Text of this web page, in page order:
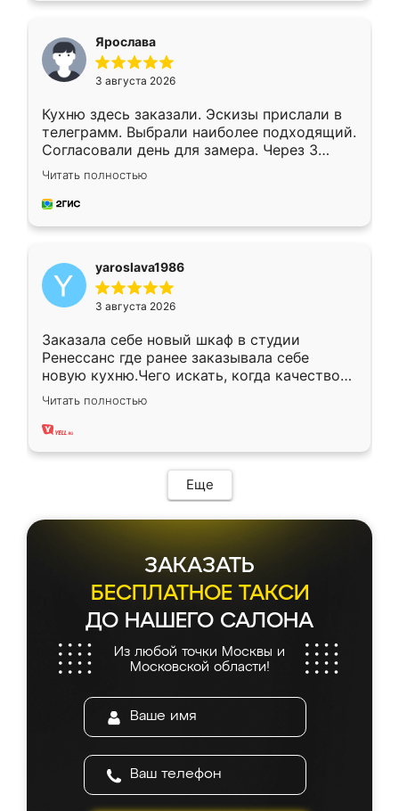
Ярослава
3 августа 2026
Кухню здесь заказали. Эскизы прислали в
телеграмм. Выбрали наиболее подходящий.
Согласовали день для замера. Через 3
недели кухня была уже готова. Остались
довольны работой. Спасибо Ренессанс
мебель за качественную работу!
Читать полностью
yaroslava1986
3 августа 2026
Заказала себе новый шкаф в студии
Ренессанс где ранее заказывала себе
новую кухню.Чего искать, когда качеством
вполне довольна. Служит кухня уже почти
два года, нареканий нет.
Читать полностью
Еще
ЗАКАЗАТЬ
БЕСПЛАТНОЕ ТАКСИ
ДО НАШЕГО САЛОНА
Из любой точки Москвы и
Московской области!